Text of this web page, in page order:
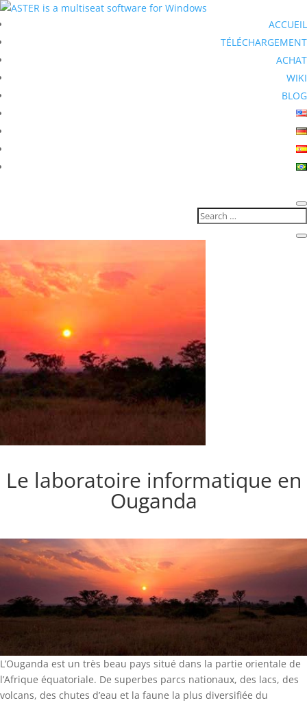
ACCUEIL
TÉLÉCHARGEMENT
ACHAT
WIKI
BLOG
Le laboratoire informatique en
Ouganda
L’Ouganda est un très beau pays situé dans la partie orientale de
l’Afrique équatoriale. De superbes parcs nationaux, des lacs, des
volcans, des chutes d’eau et la faune la plus diversifiée du